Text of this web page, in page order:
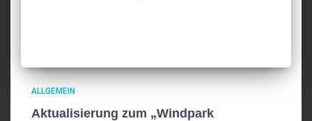
ALLGEMEIN
Aktualisierung zum „Windpark